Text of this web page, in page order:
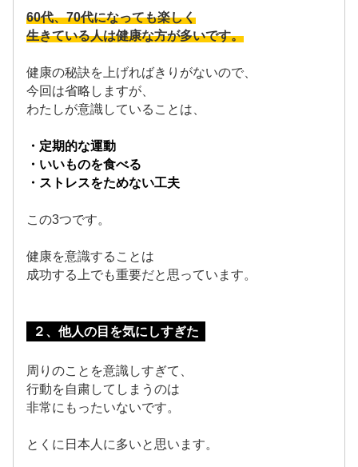
60代、70代になっても楽しく
生きている人は健康な方が多いです。
健康の秘訣を上げればきりがないので、
今回は省略しますが、
わたしが意識していることは、
・定期的な運動
・いいものを食べる
・ストレスをためない工夫
この3つです。
健康を意識することは
成功する上でも重要だと思っています。
２、他人の目を気にしすぎた
周りのことを意識しすぎて、
行動を自粛してしまうのは
非常にもったいないです。
とくに日本人に多いと思います。